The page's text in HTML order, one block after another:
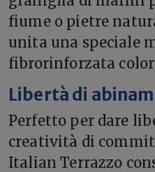
fiume o pietre
unita una speciale
fibrorinforzata
Libertà di
Perfetto per dare
creatività di
Italian Terrazzo